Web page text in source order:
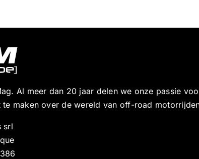
Al meer dan 20 jaar delen we onze passie
maken over de wereld van off-road
srl